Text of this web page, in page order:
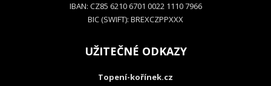
IBAN: CZ85 6210 6701 0022 1110 7966
BIC (SWIFT): BREXCZPPXXX
UŽITEČNÉ ODKAZY
Topení-kořínek.cz